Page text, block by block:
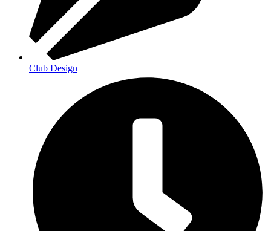
Club Design